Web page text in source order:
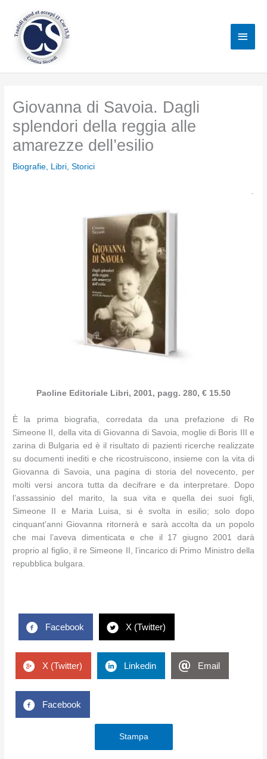
contenuto
Giovanna di Savoia. Dagli
splendori della reggia alle
amarezze dell’esilio
Biografie, Libri,Storici
Paoline Editoriale Libri, 2001, pagg. 280, € 15.50
È la prima biografia, corredata da una prefazione di Re
Simeone II, della vita di Giovanna di Savoia, moglie di Boris III e
zarina di Bulgaria ed è il risultato di pazienti ricerche realizzate
su documenti inediti e che ricostruiscono, insieme con la vita di
Giovanna di Savoia, una pagina di storia del novecento, per
molti versi ancora tutta da decifrare e da interpretare. Dopo
l’assassinio del marito, la sua vita e quella dei suoi figli,
Simeone II e Maria Luisa, si è svolta in esilio; solo dopo
cinquant'anni Giovanna ritornerà e sarà accolta da un popolo
che mai l’aveva dimenticata e che il 17 giugno 2001 darà
proprio al figlio, il re Simeone II, l’incarico di Primo Ministro della
repubblica bulgara.
Facebook X (Twitter)
X (Twitter) Linkedin Email
Facebook
Stampa